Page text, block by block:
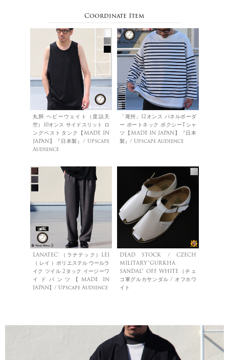
Coordinate Item
丸胴 ヘビーウェイト（度詰天
竺）10オンス サイドスリット ロ
ングベストタンク【MADE IN
JAPAN】『日本製』/ Upscape
Audience
「尾州」12オンス パネルボーダ
ー ボートネック ボクシーTシャ
ツ【MADE IN JAPAN】『日本
製』/ Upscape Audience
LANATEC® （ラナテック）LEI
（ レイ ）ポリエステル ウールラ
イク ツイル 2タック イージーワ
イドパンツ【MADE IN
JAPAN】/ Upscape Audience
DEAD STOCK / CZECH
MILITARY”GURKHA
SANDAL” OFF WHITE（チェ
コ軍グルカサンダル / オフホワ
イト